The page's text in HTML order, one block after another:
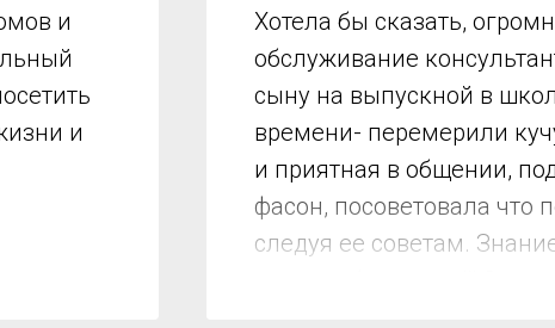
и
и
Хотела бы сказать,
обслуживание
сыну на выпускной в
времени- перемерили
и приятная в общении,
фасон, посоветовала что
следуя ее советам.